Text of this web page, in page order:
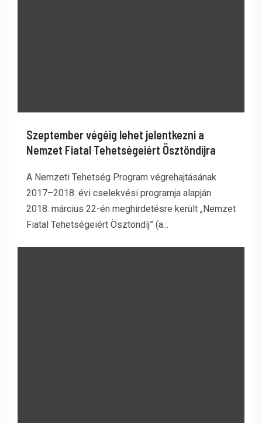
Szeptember végéig lehet jelentkezni a
Nemzet Fiatal Tehetségeiért Ösztöndíjra
A Nemzeti Tehetség Program végrehajtásának
2017–2018. évi cselekvési programja alapján
2018. március 22-én meghirdetésre került „Nemzet
Fiatal Tehetségeiért Ösztöndíj” (a...